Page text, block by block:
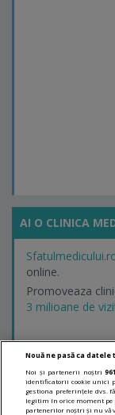
AI O CLINICA
online.
Promoveaza
3 milioane de
LINKURI
Nouă ne pasă ca
Noi și partenerii noștri961
identificatorii cookie unici
gestiona preferințele dvs.
legitim în orice moment pe
partenerilor noștri și nu vă